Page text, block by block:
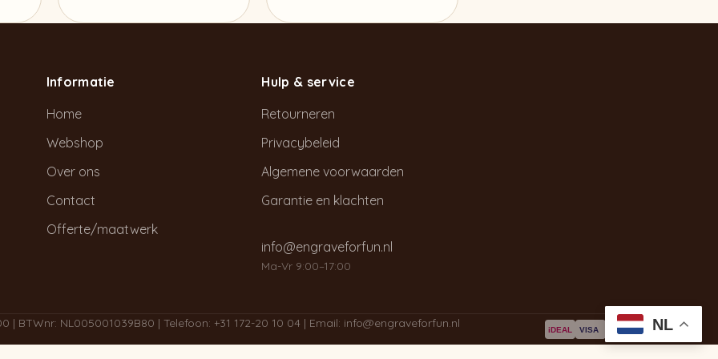
Informatie
Home
Webshop
Over ons
Contact
Offerte/maatwerk
Hulp & service
Retourneren
Privacybeleid
Algemene voorwaarden
Garantie en klachten
info@engraveforfun.nl
Ma-Vr 9:00–17:00
| BTWnr: NL005001039B80 | Telefoon: +31 172-20 10 04 | Email: info@engraveforfun.nl iDEAL VISA PayPalNL